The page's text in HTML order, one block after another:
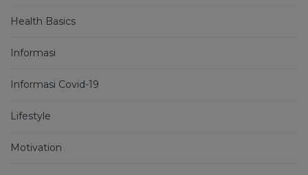
Health Basics
Informasi
Informasi Covid-19
Lifestyle
Motivation